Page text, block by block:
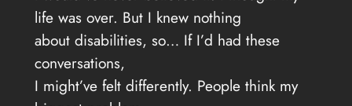
life was over. But I knew nothing
about disabilities, so… If I’d had these
conversations,
I might’ve felt differently. People think my